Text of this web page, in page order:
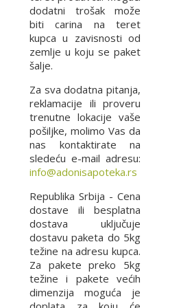
dodatni trošak može
biti carina na teret
kupca u zavisnosti od
zemlje u koju se paket
šalje.
Za sva dodatna pitanja,
reklamacije ili proveru
trenutne lokacije vaše
pošiljke, molimo Vas da
nas kontaktirate na
sledeću e-mail adresu:
info@adonisapoteka.rs
Republika Srbija - Cena
dostave ili besplatna
dostava uključuje
dostavu paketa do 5kg
težine na adresu kupca.
Za pakete preko 5kg
težine i pakete većih
dimenzija moguća je